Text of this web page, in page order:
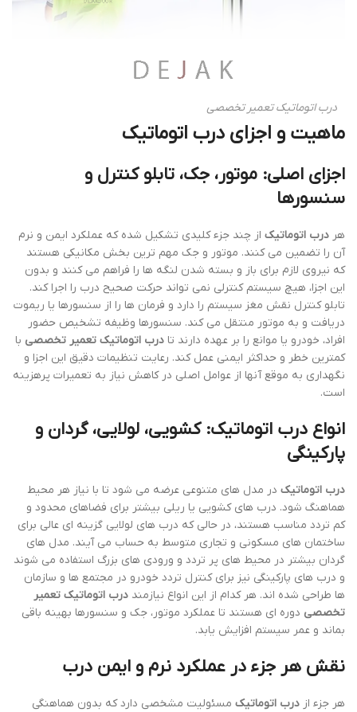
درب اتوماتیک تعمیر تخصصی
ماهیت و اجزای درب اتوماتیک
اجزای اصلی: موتور، جک، تابلو کنترل و
سنسورها
هر درب اتوماتیک از چند جزء کلیدی تشکیل شده که عملکرد ایمن و نرم
آن را تضمین می کنند. موتور و جک مهم ترین بخش مکانیکی هستند
که نیروی لازم برای باز و بسته شدن لنگه ها را فراهم می کنند و بدون
این اجزا، هیچ سیستم کنترلی نمی تواند حرکت صحیح درب را اجرا کند.
تابلو کنترل نقش مغز سیستم را دارد و فرمان ها را از سنسورها یا ریموت
دریافت و به موتور منتقل می کند. سنسورها وظیفه تشخیص حضور
افراد، خودرو یا موانع را بر عهده دارند تا درب اتوماتیک تعمیر تخصصی با
کمترین خطر و حداکثر ایمنی عمل کند. رعایت تنظیمات دقیق این اجزا و
نگهداری به موقع آنها از عوامل اصلی در کاهش نیاز به تعمیرات پرهزینه
است.
انواع درب اتوماتیک: کشویی، لولایی، گردان و
پارکینگی
درب اتوماتیک در مدل های متنوعی عرضه می شود تا با نیاز هر محیط
هماهنگ شود. درب های کشویی یا ریلی بیشتر برای فضاهای محدود و
کم تردد مناسب هستند، در حالی که درب های لولایی گزینه ای عالی برای
ساختمان های مسکونی و تجاری متوسط به حساب می آیند. مدل های
گردان بیشتر در محیط های پر تردد و ورودی های بزرگ استفاده می شوند
و درب های پارکینگی نیز برای کنترل تردد خودرو در مجتمع ها و سازمان
ها طراحی شده اند. هر کدام از این انواع نیازمند درب اتوماتیک تعمیر
تخصصی دوره ای هستند تا عملکرد موتور، جک و سنسورها بهینه باقی
بماند و عمر سیستم افزایش یابد.
نقش هر جزء در عملکرد نرم و ایمن درب
هر جزء از درب اتوماتیک مسئولیت مشخصی دارد که بدون هماهنگی